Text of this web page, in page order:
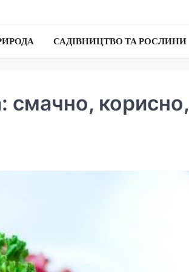
САДІВНИЦТВО ТА РОСЛИНИ
смачно, корисно,